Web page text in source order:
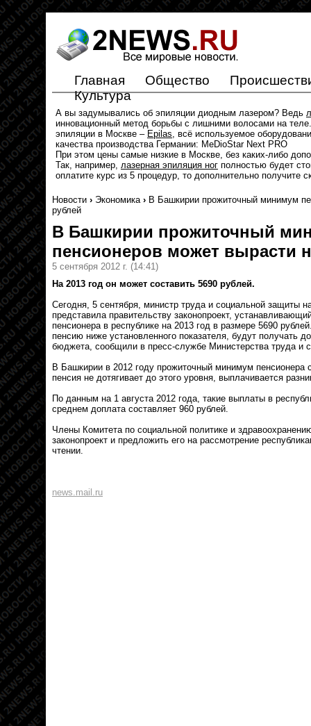
Главная Общество
Культура
А вы задумывались об эпиляции диодным лазером? Ведь
инновационный метод борьбы с лишними волосами на
эпиляции в Москве – Epilas, всё используемое
качества производства Германии: MeDioStar Next PRO
При этом цены самые низкие в Москве, без каких-либо
Так, например, лазерная эпиляция ног полностью будет
оплатите курс из 5 процедур, то дополнительно получите
Новости › Экономика › В Башкирии прожиточный минимум
рублей
В Башкирии прожиточный
пенсионеров может вырасти
5 сентября 2012 г. (14:41)
На 2013 год он может составить 5690 рублей.
Сегодня, 5 сентября, министр труда и социальной защиты
представила правительству законопроект,
пенсионера в республике на 2013 год в размере 5690
пенсию ниже установленного показателя, будут получать
бюджета, сообщили в пресс-службе Министерства труда и
В Башкирии в 2012 году прожиточный минимум пенсионера
пенсия не дотягивает до этого уровня, выплачивается
По данным на 1 августа 2012 года, такие выплаты в
среднем доплата составляет 960 рублей.
Члены Комитета по социальной политике и
законопроект и предложить его на рассмотрение
чтении.
news.mail.ru